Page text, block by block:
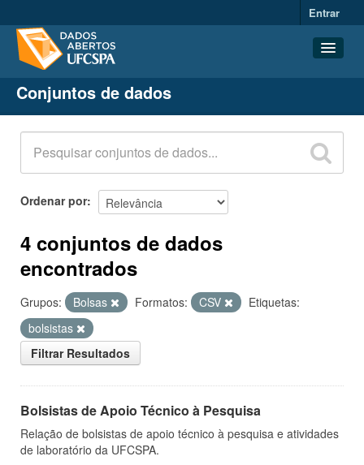
Entrar
Conjuntos de dados
Organizações
Grupos
Sobre
Conjuntos de dados
Ordenar por
4 conjuntos de dados
encontrados
Grupos: Bolsas Formatos: CSV
Etiquetas:
bolsistas
Filtrar Resultados
Bolsistas de Apoio Técnico à Pesquisa
Relação de bolsistas de apoio técnico à pesquisa e atividades
de laboratório da UFCSPA.